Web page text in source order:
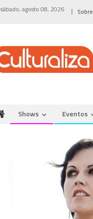
sábado, agosto 08, 2026 Sobre
Shows Eventos